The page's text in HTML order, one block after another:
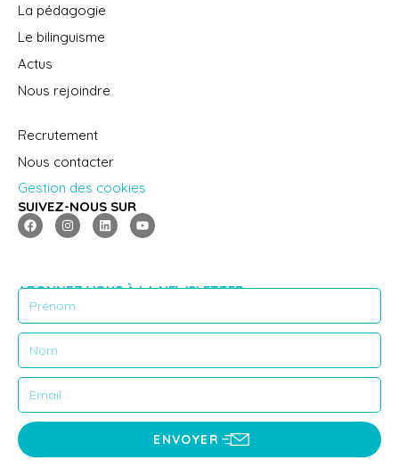
La pédagogie
Le bilinguisme
Actus
Nous rejoindre
Recrutement
Nous contacter
Gestion des cookies
SUIVEZ-NOUS SUR
ABONNEZ VOUS À LA NEWSLETTER
ENVOYER